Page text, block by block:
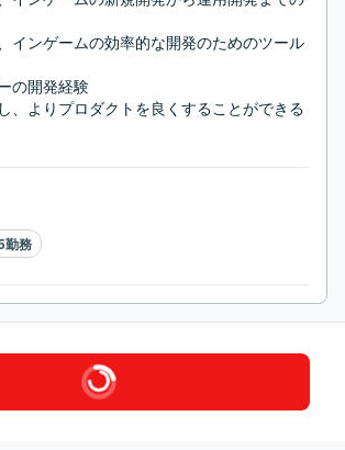
インゲームの効率的な開発のためのツール
の開発経験
、よりプロダクトを良くすることができる
勤務